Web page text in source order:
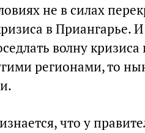
не в силах
в Приангарье. И
волну кризиса
регионами, то
что у